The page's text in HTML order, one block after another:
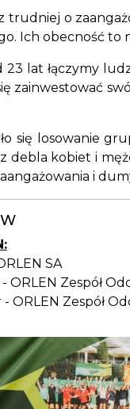
trudniej o
Ich obecność to
lat łączymy
zainwestować
się losowanie
debla kobiet i
i
SA
ORLEN Zespół
ORLEN Zespół